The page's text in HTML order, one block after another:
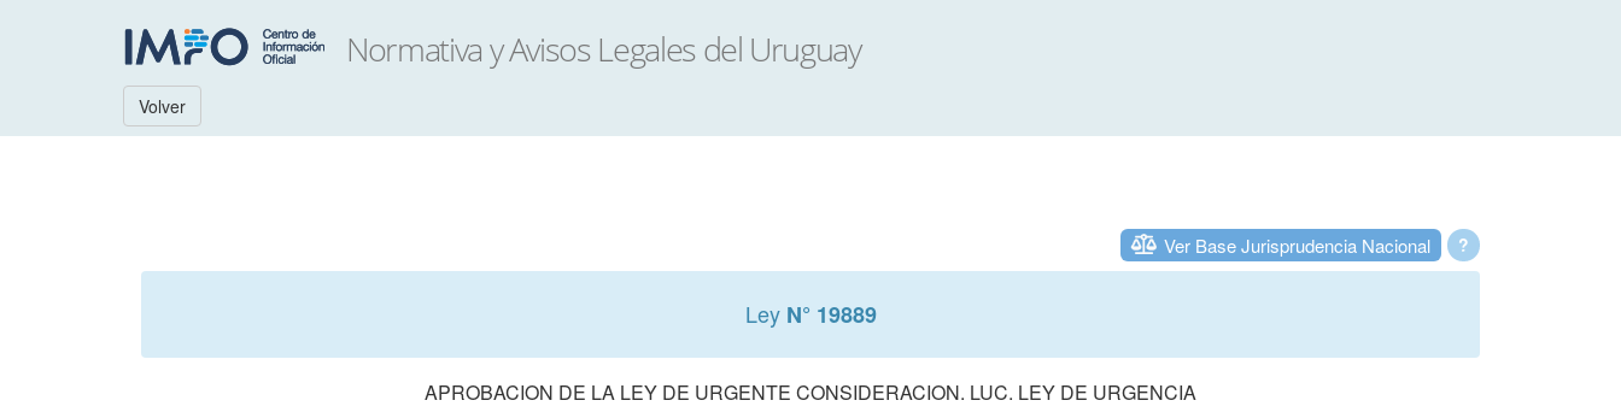
Volver
?
Ver Base Jurisprudencia Nacional
Ley N° 19889
APROBACION DE LA LEY DE URGENTE CONSIDERACION. LUC. LEY DE URGENCIA